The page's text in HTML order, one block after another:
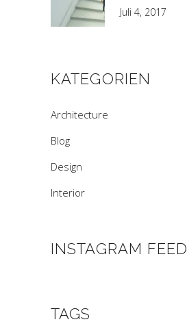
Juli 4, 2017
KATEGORIEN
Architecture
Blog
Design
Interior
INSTAGRAM FEED
TAGS